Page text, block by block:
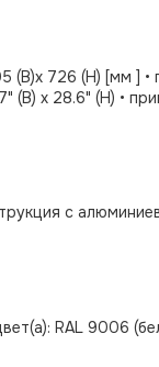
(B)x 726 (H) [мм ] •
(B) x 28.6" (H) •
с
RAL 9006